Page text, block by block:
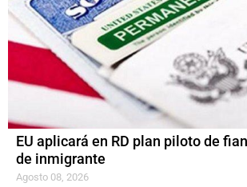
EU aplicará en RD plan piloto de
de inmigrante
Agosto 08, 2026